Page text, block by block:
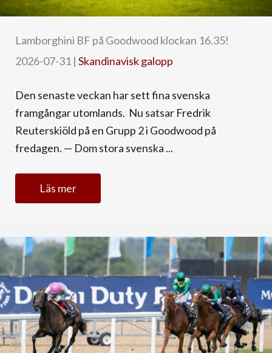
Lamborghini BF på Goodwood klockan 16.35!
2026-07-31 | Skandinavisk galopp
Den senaste veckan har sett fina svenska
framgångar utomlands. Nu satsar Fredrik
Reuterskiöld på en Grupp 2 i Goodwood på
fredagen. — Dom stora svenska ...
Läs mer